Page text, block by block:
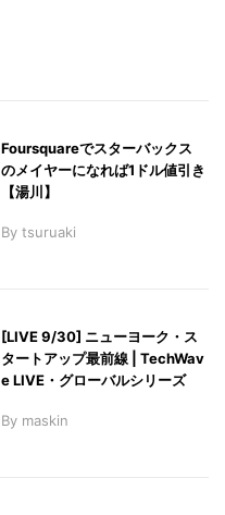
Foursquareでスターバックス
のメイヤーになれば1ドル値引き
【湯川】
By tsuruaki
[LIVE 9/30] ニューヨーク・ス
タートアップ最前線 | TechWav
e LIVE・グローバルシリーズ
By maskin